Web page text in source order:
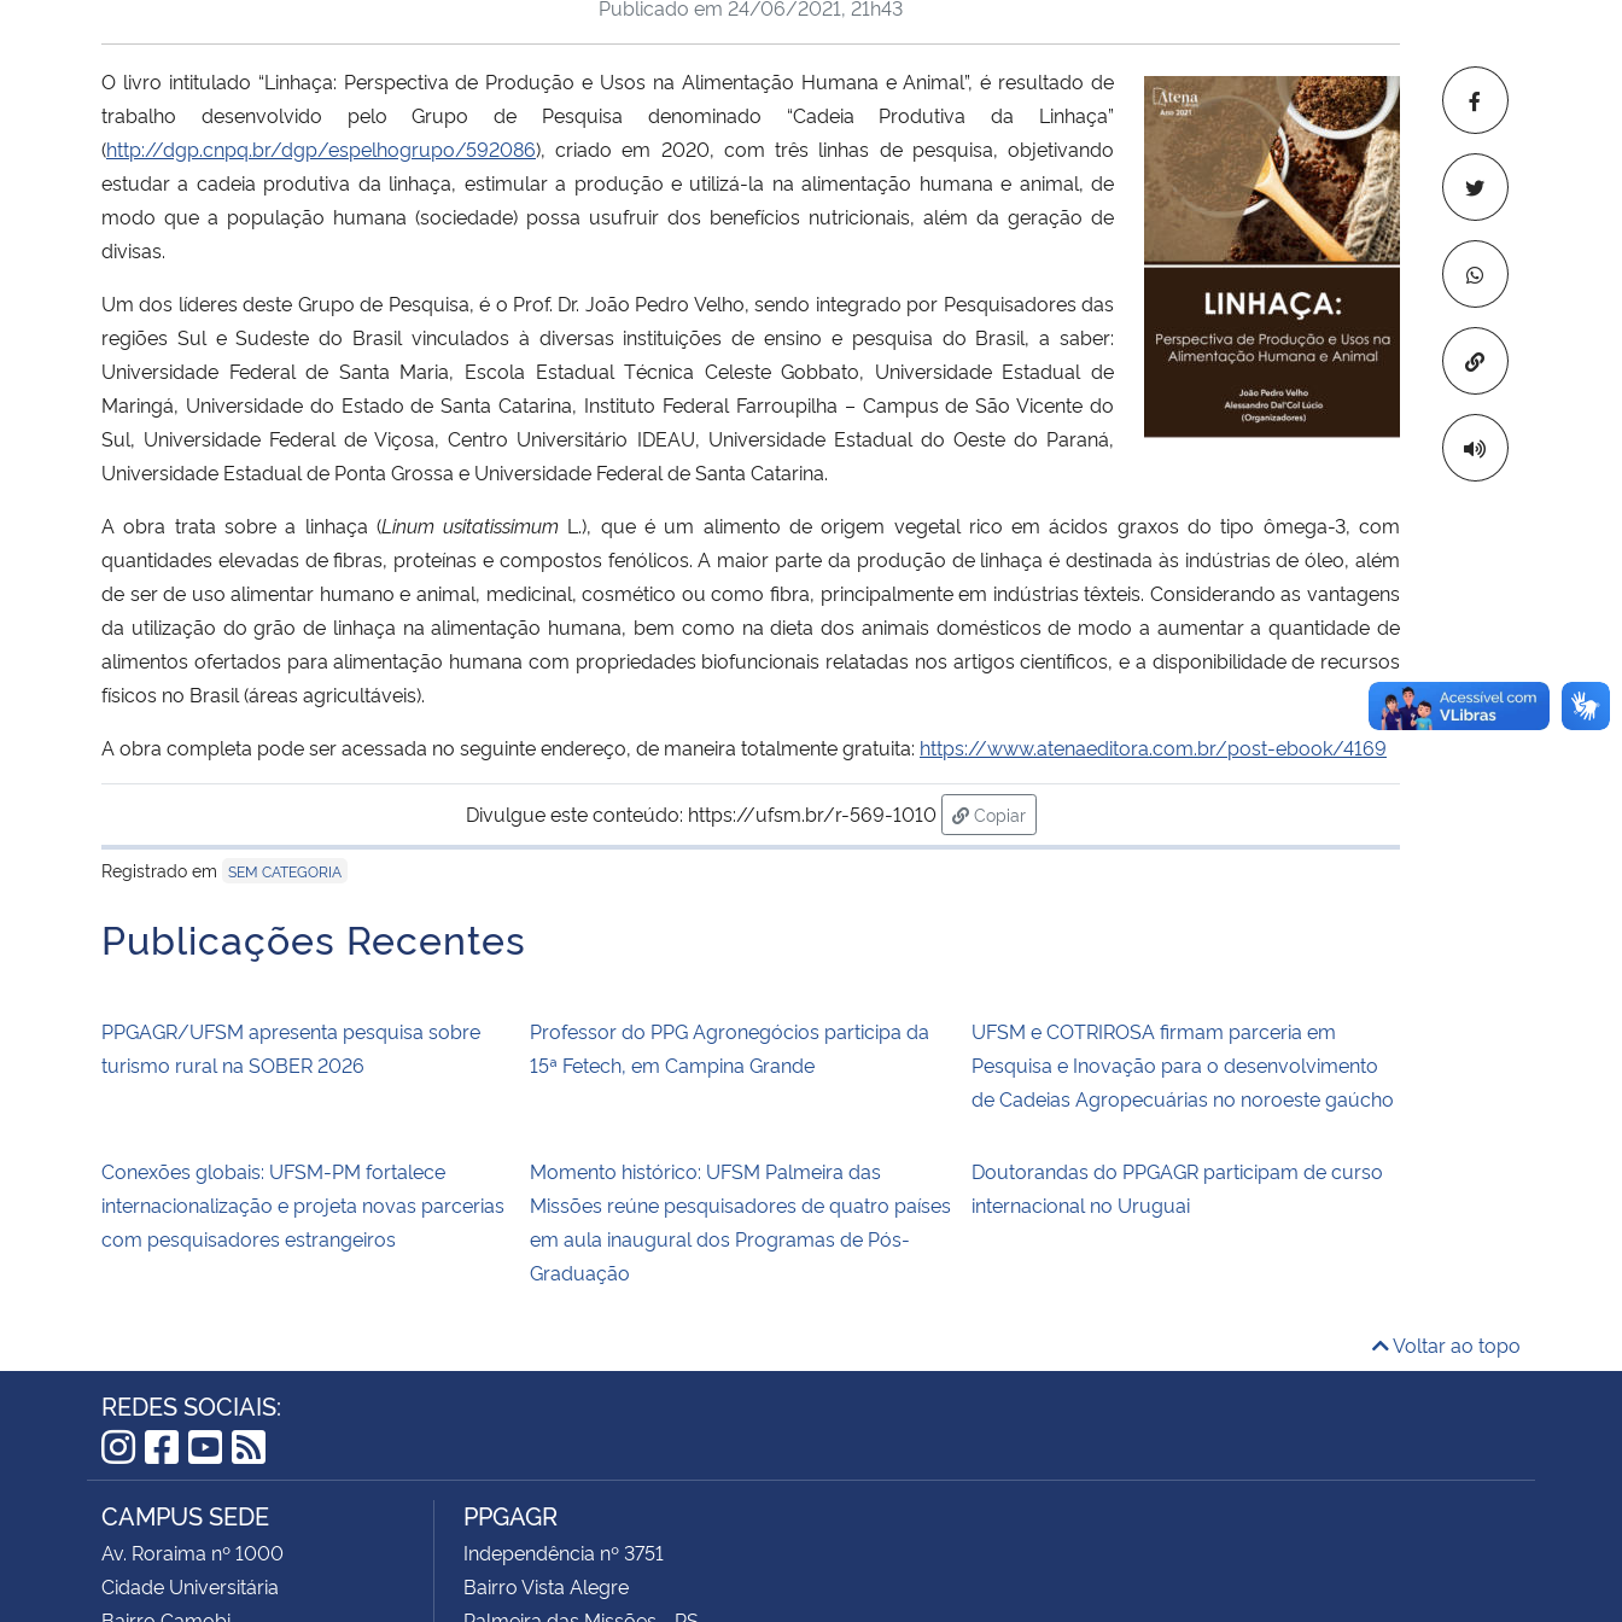
Copiar para
Publicado em 24/06/2021, 21h43
O livro intitulado “Linhaça: Perspectiva de Produção e Usos na Alimentação Humana e Animal”, é resultado de
trabalho desenvolvido pelo Grupo de Pesquisa denominado “Cadeia Produtiva da Linhaça”
(http://dgp.cnpq.br/dgp/espelhogrupo/592086), criado em 2020, com três linhas de pesquisa, objetivando
estudar a cadeia produtiva da linhaça, estimular a produção e utilizá-la na alimentação humana e animal, de
modo que a população humana (sociedade) possa usufruir dos benefícios nutricionais, além da geração de
divisas.
Um dos líderes deste Grupo de Pesquisa, é o Prof. Dr. João Pedro Velho, sendo integrado por Pesquisadores das
regiões Sul e Sudeste do Brasil vinculados à diversas instituições de ensino e pesquisa do Brasil, a saber:
Universidade Federal de Santa Maria, Escola Estadual Técnica Celeste Gobbato, Universidade Estadual de
Maringá, Universidade do Estado de Santa Catarina, Instituto Federal Farroupilha – Campus de São Vicente do
Sul, Universidade Federal de Viçosa, Centro Universitário IDEAU, Universidade Estadual do Oeste do Paraná,
Universidade Estadual de Ponta Grossa e Universidade Federal de Santa Catarina.
A obra trata sobre a linhaça (Linum usitatissimum L.), queé um alimento de origem vegetal rico em ácidos graxos do tipo ômega-3, com
quantidades elevadas de fibras, proteínas e compostos fenólicos. A maior parte da produção de linhaçaé destinada às indústrias deóleo, além
de ser de uso alimentar humano e animal, medicinal, cosmético ou como fibra, principalmente em indústrias têxteis. Considerando as vantagens
da utilização do grão de linhaça na alimentação humana, bem como na dieta dos animais domésticos de modo a aumentar a quantidade de
alimentos ofertados para alimentação humana com propriedades biofuncionais relatadas nos artigos científicos, e a disponibilidade de recursos
físicos no Brasil (áreas agricultáveis).
A obra completa pode ser acessada no seguinte endereço, de maneira totalmente gratuita: https://www.atenaeditora.com.br/post-ebook/4169
Divulgue este conteúdo: https://ufsm.br/r-569-1010
Copiar
para área de transferência
Registrado em SEM CATEGORIA
Publicações Recentes
PPGAGR/UFSM apresenta pesquisa sobre
turismo rural na SOBER 2026
Professor do PPG Agronegócios participa da
15ª Fetech, em Campina Grande
UFSM e COTRIROSA firmam parceria em
Pesquisa e Inovação para o desenvolvimento
de Cadeias Agropecuárias no noroeste gaúcho
Conexões globais: UFSM-PM fortalece
internacionalização e projeta novas parcerias
com pesquisadores estrangeiros
Momento histórico: UFSM Palmeira das
Missões reúne pesquisadores de quatro países
em aula inaugural dos Programas de Pós-
Graduação
Doutorandas do PPGAGR participam de curso
internacional no Uruguai
Voltar ao topo
REDES SOCIAIS:
Instagram
Facebook
YouTube
RSS
CAMPUS SEDE
Av. Roraima nº 1000
Cidade Universitária
PPGAGR
Independência nº 3751
Bairro Vista Alegre